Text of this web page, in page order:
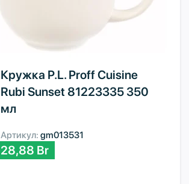
Кружка P.L. Proff Cuisine
Rubi Sunset 81223335 350
мл
Артикул:gm013531
28,88 Br